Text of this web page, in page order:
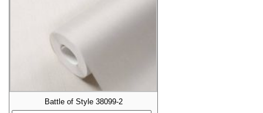
Battle of Style 38099-2